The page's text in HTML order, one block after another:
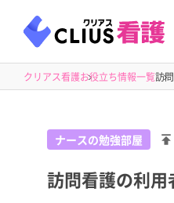
クリアス看護お役立ち情報一覧訪
ナースの勉強部屋
訪問看護の利